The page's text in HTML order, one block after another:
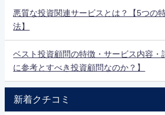
悪質な投資関連サービスとは？【5つの
法】
ベスト投資顧問の特徴・サービス内容・
に参考とすべき投資顧問なのか？】
新着クチコミ